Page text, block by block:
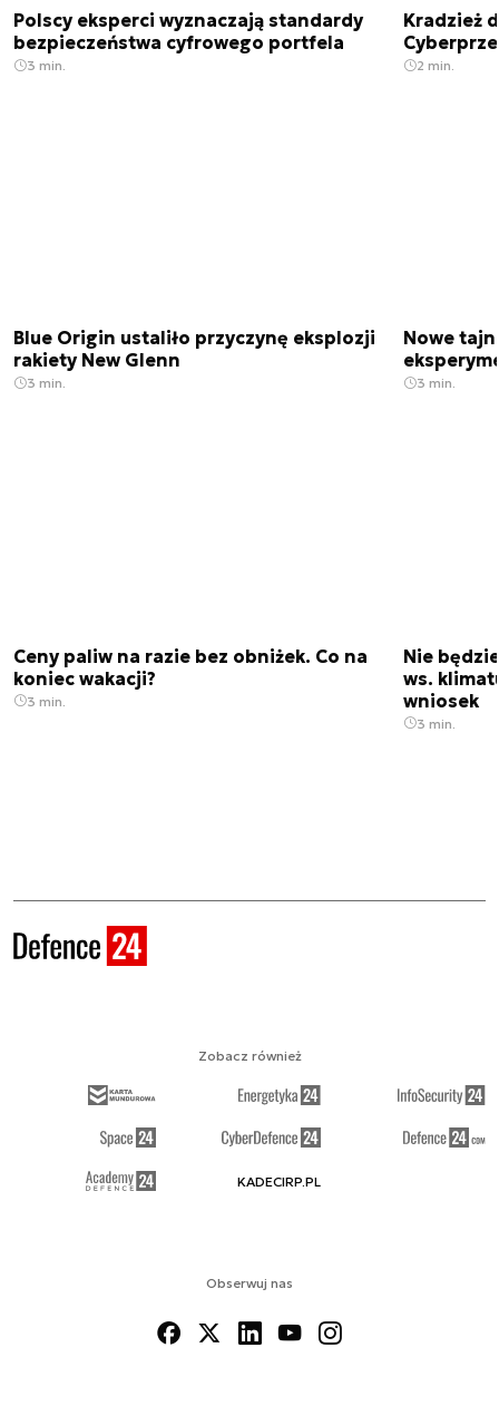
Polscy eksperci wyznaczają standardy
bezpieczeństwa cyfrowego portfela
3 min.
Kradzież
2 min.
Blue Origin ustaliło przyczynę eksplozji
rakiety New Glenn
3 min.
Nowe
3 min.
Ceny paliw na razie bez obniżek. Co na
koniec wakacji?
3 min.
Nie
ws.
wniosek
3 min.
Obserwuj nas
Zobacz również
KADECIRP.PL